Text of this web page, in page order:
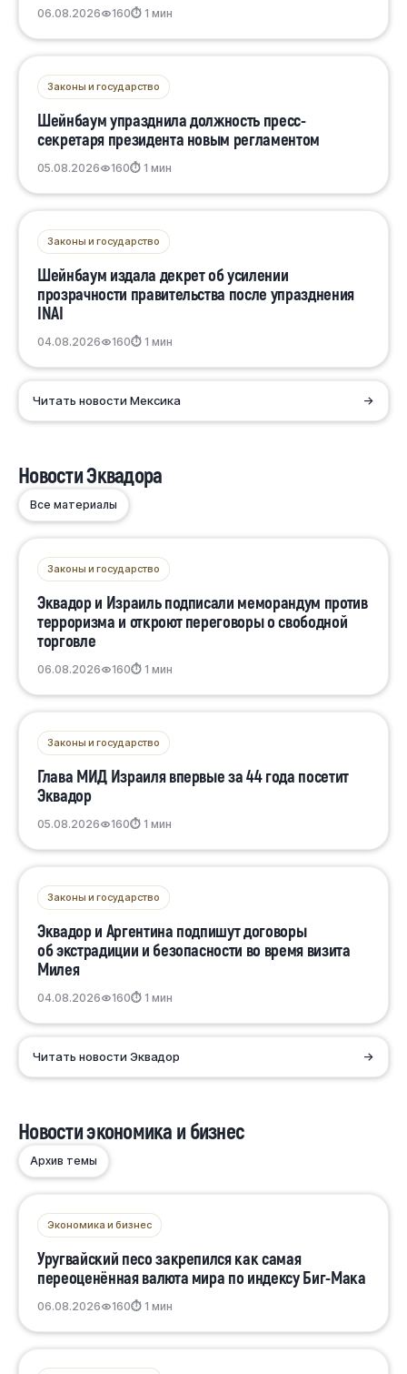
06.08.2026 160⏱ 1 мин
Законы и государство
Шейнбаум упразднила должность пресс-
секретаря президента новым регламентом
05.08.2026 160⏱ 1 мин
Законы и государство
Шейнбаум издала декрет об усилении
прозрачности правительства после упразднения
INAI
04.08.2026 160⏱ 1 мин
Читать новости Мексика →
Новости Эквадора
Все материалы
Законы и государство
Эквадор и Израиль подписали меморандум против
терроризма и откроют переговоры о свободной
торговле
06.08.2026 160⏱ 1 мин
Законы и государство
Глава МИД Израиля впервые за 44 года посетит
Эквадор
05.08.2026 160⏱ 1 мин
Законы и государство
Эквадор и Аргентина подпишут договоры
об экстрадиции и безопасности во время визита
Милея
04.08.2026 160⏱ 1 мин
Читать новости Эквадор →
Новости экономика и бизнес
Архив темы
Экономика и бизнес
Уругвайский песо закрепился как самая
переоценённая валюта мира по индексу Биг-Мака
06.08.2026 160⏱ 1 мин